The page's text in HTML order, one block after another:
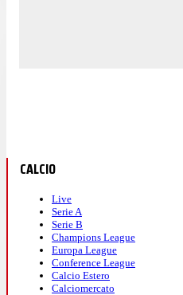
CALCIO
Live
Serie A
Serie B
Champions League
Europa League
Conference League
Calcio Estero
Calciomercato